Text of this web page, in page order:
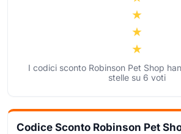
I codici sconto Robinson Pet Shop
stelle su 6 voti
Codice Sconto Robinson Pet